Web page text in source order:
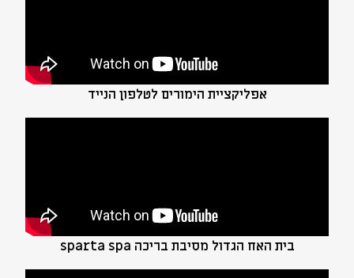
אפליקציית הימורים לטלפון הנייד
בית האח הגדול מסיבת בריכה sparta spa